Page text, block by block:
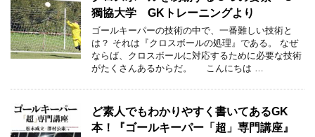
獨協大学 GKトレーニングより
ゴールキーパーの技術の中で、一番難しい技術と
は？ それは『クロスボールの処理』である。 なぜ
ならば、クロスボールに対応するために必要な技術
がたくさんあるからだ。 こんにちは …
ど素人でもわかりやすく書いてあるGK
本！『ゴールキーパー「超」専門講座』